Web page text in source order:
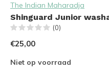
The Indian Maharadja
Shinguard Junior
(0)
€25,00
Niet op voorraad